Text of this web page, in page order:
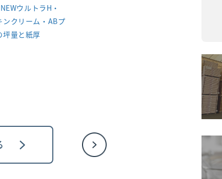
ウルトラH・
ンクリーム・ABプ
坪量と紙厚